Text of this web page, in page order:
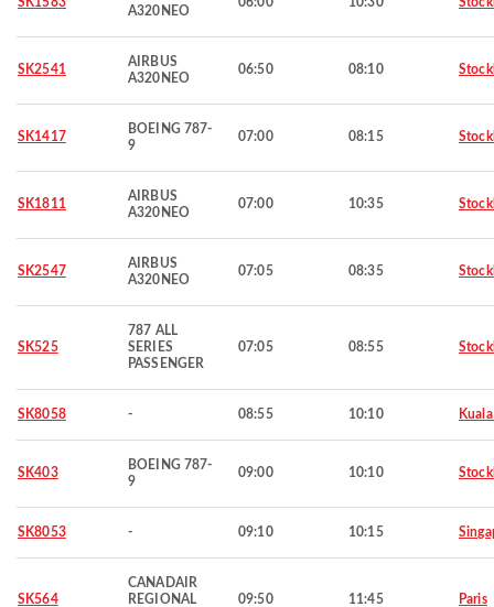
A320NEO
SK2541
AIRBUS
A320NEO
06:50 08:10
SK1417
BOEING 787-
9
07:00 08:15
SK1811
AIRBUS
A320NEO
07:00 10:35
SK2547
AIRBUS
A320NEO
07:05 08:35
SK525
787 ALL
SERIES
PASSENGER
07:05 08:55
SK8058 - 08:55 10:10
SK403
BOEING 787-
9
09:00 10:10
SK8053 - 09:10 10:15
SK564
CANADAIR
REGIONAL
09:50 11:45 Paris